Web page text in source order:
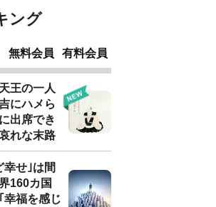
ング
無料会員 有料会員
王の一人
にハメら
出席でき
れな末路
幸せ｣は間
160カ国
幸福を感じ